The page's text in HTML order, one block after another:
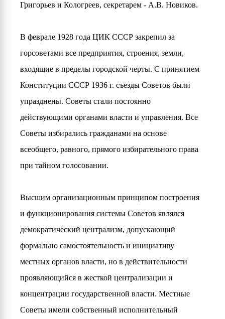
Григорьев и Кологреев, секретарем - А.В. Новиков.
В феврале 1928 года ЦИК СССР закрепил за
горсоветами все предприятия, строения, земли,
входящие в пределы городской черты. С принятием
Конституции СССР 1936 г. съезды Советов были
упразднены. Советы стали постоянно
действующими органами власти и управления. Все
Советы избирались гражданами на основе
всеобщего, равного, прямого избирательного права
при тайном голосовании.
Высшим организационным принципом построения
и функционирования системы Советов являлся
демократический централизм, допускающий
формально самостоятельность и инициативу
местных органов власти, но в действительности
проявляющийся в жесткой централизации и
концентрации государственной власти. Местные
Советы имели собственный исполнительный